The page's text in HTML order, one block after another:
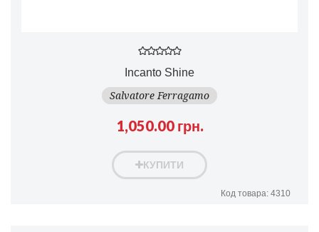
Incanto Shine
Salvatore Ferragamo
1,050.00 грн.
КУПИТИ
Код товара: 4310